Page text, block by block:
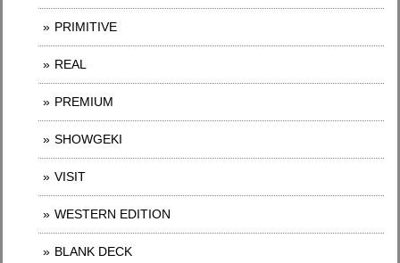
PRIMITIVE
REAL
PREMIUM
SHOWGEKI
VISIT
WESTERN EDITION
BLANK DECK